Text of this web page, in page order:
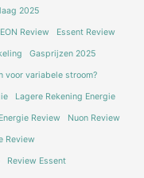
2025
EON Review Essent Review
Gasprijzen 2025
voor variabele stroom?
Lagere Rekening Energie
Review Nuon Review
Review
Review Essent